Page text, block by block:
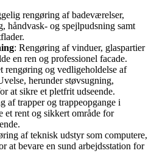
rengøring af badeværelser,
håndvask- og spejlpudsning samt
: Rengøring af vinduer, glaspartier
en ren og professionel facade.
rengøring og vedligeholdelse af
herunder støvsugning,
at sikre et pletfrit udseende.
af trapper og trappeopgange i
et rent og sikkert område for
af teknisk udstyr som computere,
at bevare en sund arbejdsstation for